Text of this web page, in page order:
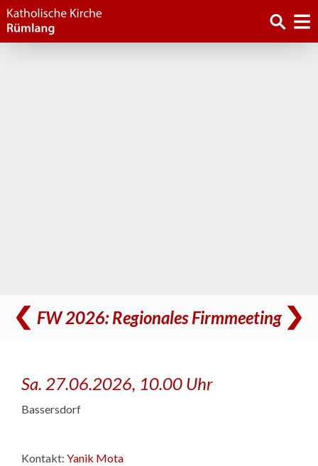
FW 2026: Regionales Firmmeeting
Sa. 27.06.2026, 10.00 Uhr
Bassersdorf
Kontakt: Yanik Mota